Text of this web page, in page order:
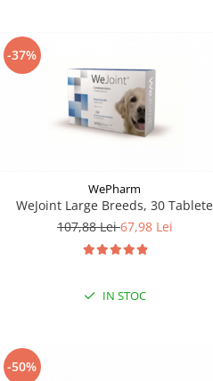
-37%
WePharm
WeJoint Large Breeds, 30 Tablete
107,88 Lei67,98 Lei
IN STOC
-50%